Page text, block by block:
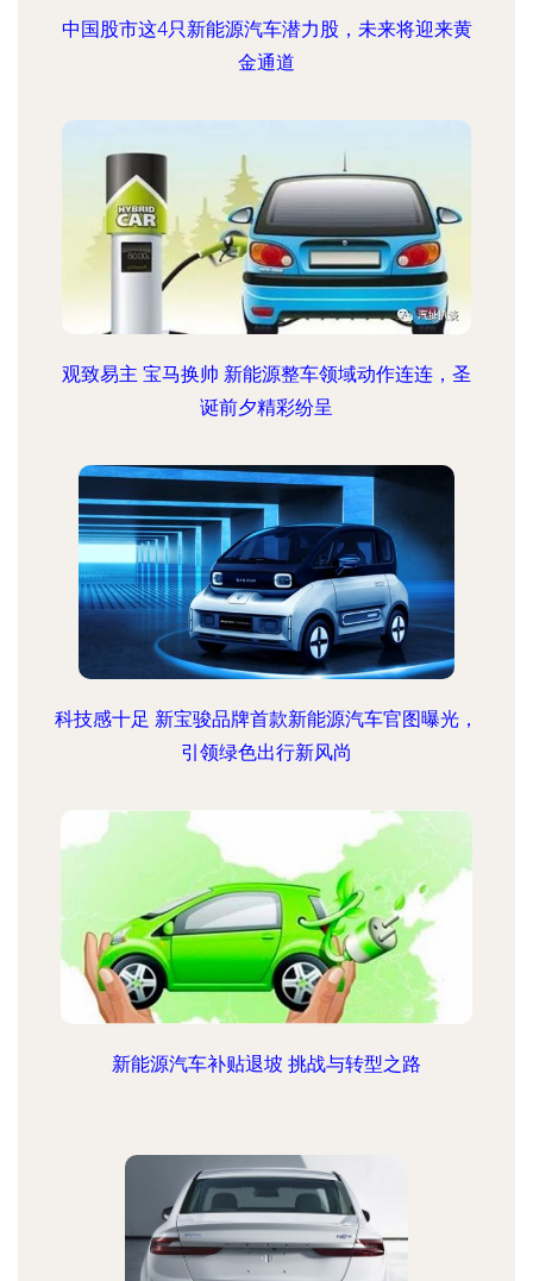
中国股市这4只新能源汽车潜力股，未来将迎来黄
金通道
观致易主 宝马换帅 新能源整车领域动作连连，圣
诞前夕精彩纷呈
科技感十足 新宝骏品牌首款新能源汽车官图曝光，
引领绿色出行新风尚
新能源汽车补贴退坡 挑战与转型之路